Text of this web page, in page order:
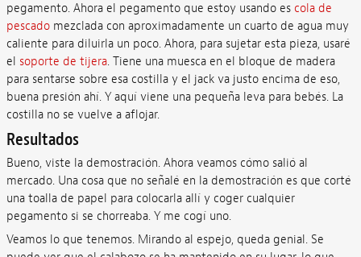
pegamento. Ahora el pegamento que estoy usando es cola de
pescadomezclada con aproximadamente un cuarto de agua muy
caliente para diluirla un poco. Ahora, para sujetar esta pieza, usaré
el soporte de tijera. Tiene una muesca en el bloque de madera
para sentarse sobre esa costilla y el jack va justo encima de eso,
buena presión ahí. Y aquí viene una pequeña leva para bebés. La
costilla no se vuelve a aflojar.
Resultados
Bueno, viste la demostración. Ahora veamos cómo salió al
mercado. Una cosa que no señalé en la demostración es que corté
una toalla de papel para colocarla allí y coger cualquier
pegamento si se chorreaba. Y me cogí uno.
Veamos lo que tenemos. Mirando al espejo, queda genial. Se